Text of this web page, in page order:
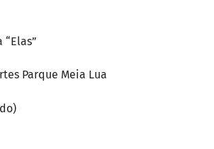
“Elas”
Parque Meia Lua